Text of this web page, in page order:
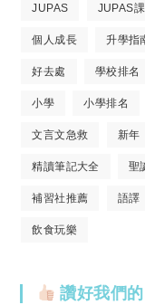
JUPAS JUPAS
個人成長 升學指
好去處 學校排名
小學 小學排名
文言文急救 新年
精讀筆記大全 聖
補習社推薦 語譯
飲食玩樂
讚好我們